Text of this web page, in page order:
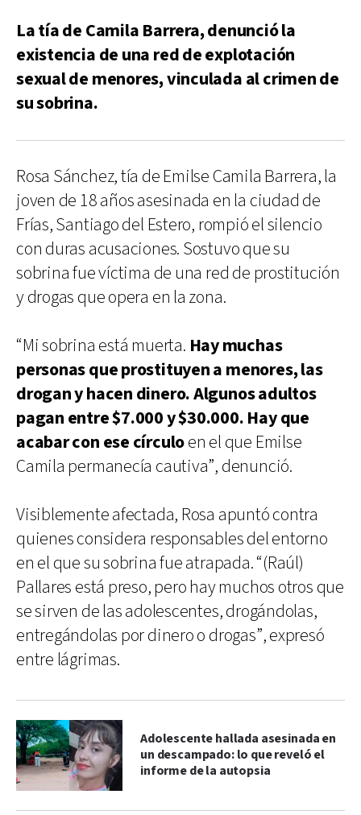
La tía de Camila Barrera, denunció la
existencia de una red de explotación
sexual de menores, vinculada al crimen de
su sobrina.
Rosa Sánchez, tía de Emilse Camila Barrera, la
joven de 18 años asesinada en la ciudad de
Frías, Santiago del Estero, rompió el silencio
con duras acusaciones. Sostuvo que su
sobrina fue víctima de una red de prostitución
y drogas que opera en la zona.
“Mi sobrina está muerta. Hay muchas
personas que prostituyen a menores, las
drogan y hacen dinero. Algunos adultos
pagan entre $7.000 y $30.000. Hay que
acabar con ese círculoen el que Emilse
Camila permanecía cautiva”, denunció.
Visiblemente afectada, Rosa apuntó contra
quienes considera responsables del entorno
en el que su sobrina fue atrapada. “(Raúl)
Pallares está preso, pero hay muchos otros que
se sirven de las adolescentes, drogándolas,
entregándolas por dinero o drogas”, expresó
entre lágrimas.
Adolescente hallada asesinada en
un descampado: lo que reveló el
informe de la autopsia